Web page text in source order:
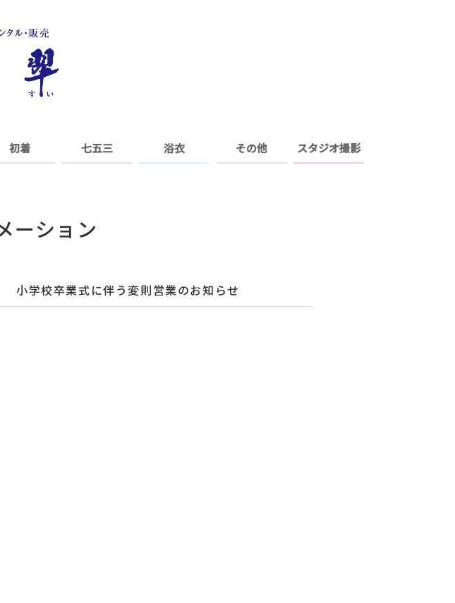
初着 七五三 浴衣 その他 スタジオ撮影
ーション
小学校卒業式に伴う変則営業のお知らせ